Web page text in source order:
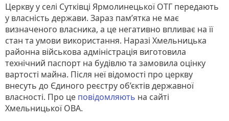
Церкву у селі Сутківці Ярмолинецької ОТГ передають
у власність держави. Зараз пам’ятка не має
визначеного власника, а це негативно впливає на її
стан та умови використання. Наразі Хмельницька
районна військова адміністрація виготовила
технічний паспорт на будівлю та замовила оцінку
вартості майна. Після неї відомості про церкву
внесуть до Єдиного реєстру об’єктів державної
власності. Про це повідомляють на сайті
Хмельницької ОВА.